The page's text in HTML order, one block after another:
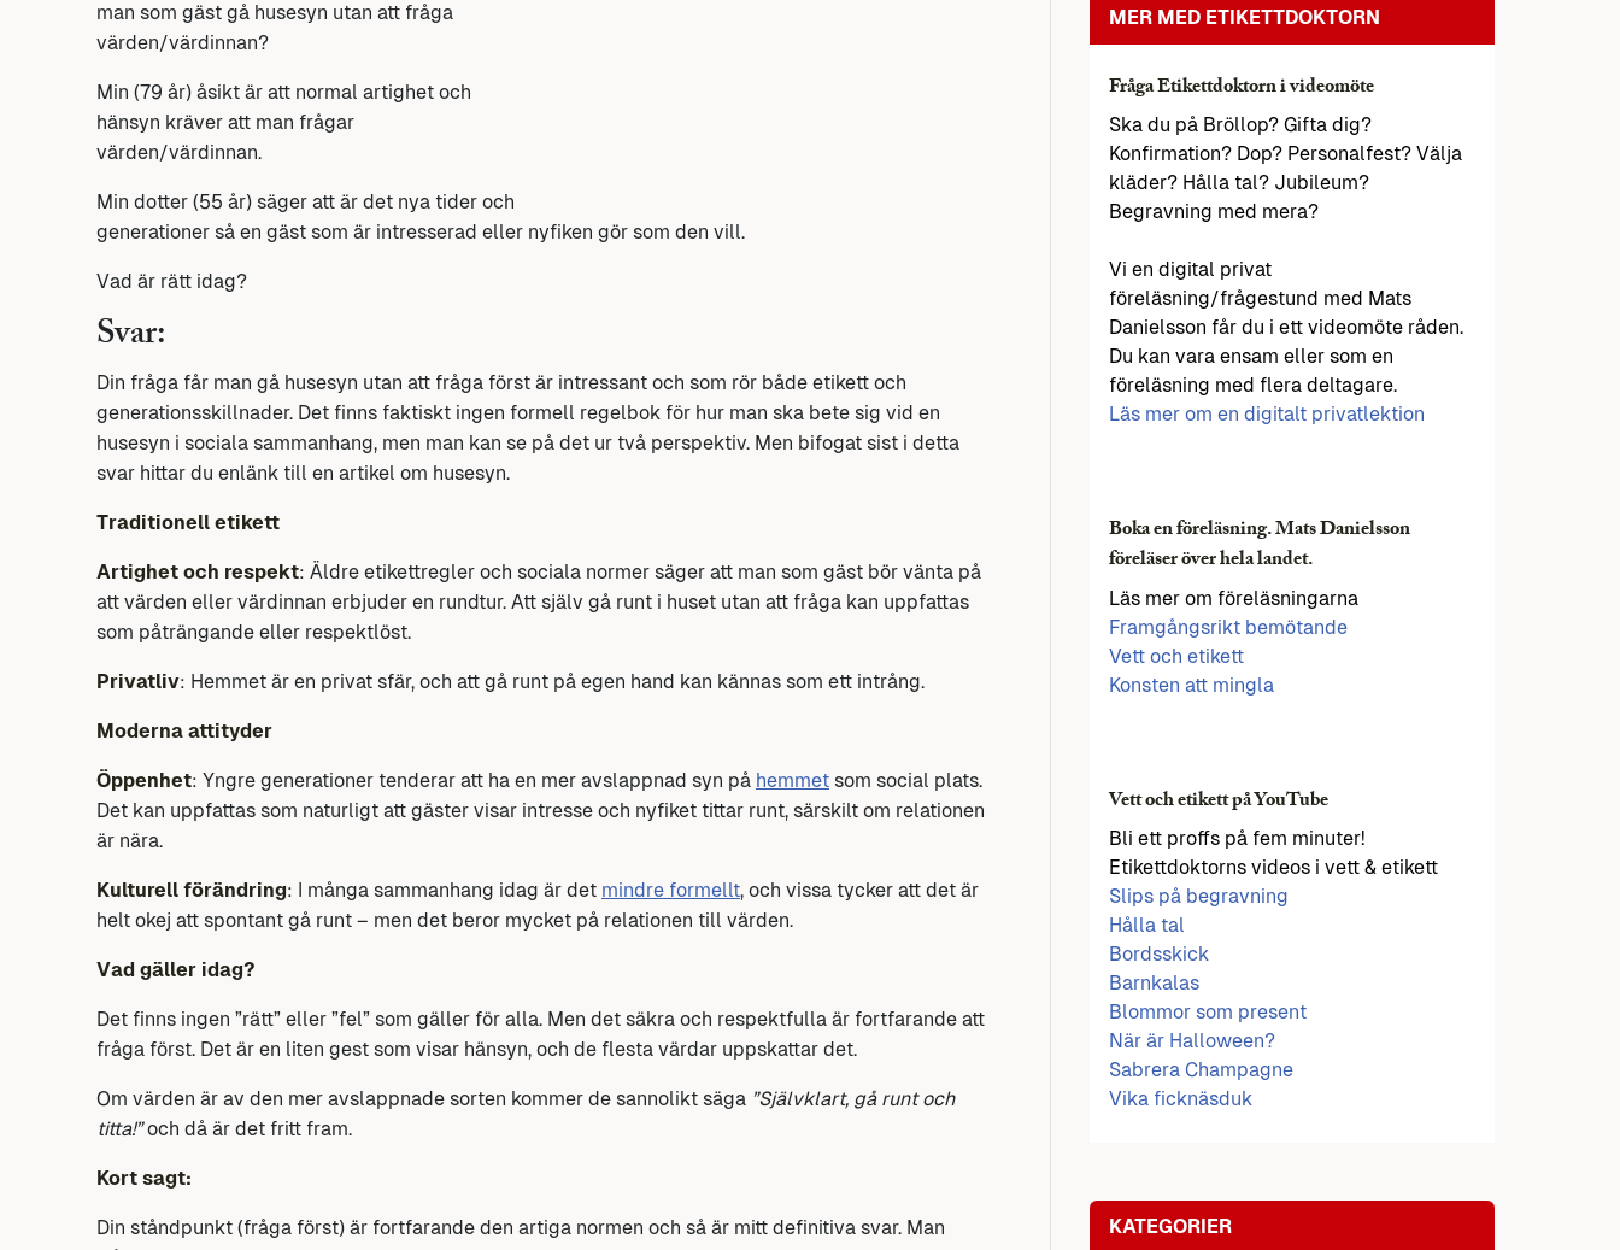
man som gäst gå husesyn utan att fråga
värden/värdinnan?
Min (79 år) åsikt är att normal artighet och
hänsyn kräver att man frågar
värden/värdinnan.
Min dotter (55 år) säger att är det nya tider och
generationer så en gäst som är intresserad eller nyfiken gör som den vill.
Vad är rätt idag?
Svar:
Din fråga får man gå husesyn utan att fråga först är intressant och som rör både etikett och
generationsskillnader. Det finns faktiskt ingen formell regelbok för hur man ska bete sig vid en
husesyn i sociala sammanhang, men man kan se på det ur två perspektiv. Men bifogat sist i detta
svar hittar du enlänk till en artikel om husesyn.
Traditionell etikett
Artighet och respekt: Äldre etikettregler och sociala normer säger att man som gäst bör vänta på
att värden eller värdinnan erbjuder en rundtur. Att själv gå runt i huset utan att fråga kan uppfattas
som påträngande eller respektlöst.
Privatliv: Hemmet är en privat sfär, och att gå runt på egen hand kan kännas som ett intrång.
Moderna attityder
Öppenhet: Yngre generationer tenderar att ha en mer avslappnad syn på hemmet som social plats.
Det kan uppfattas som naturligt att gäster visar intresse och nyfiket tittar runt, särskilt om relationen
är nära.
Kulturell förändring: I många sammanhang idag är det mindre formellt, och vissa tycker att det är
helt okej att spontant gå runt – men det beror mycket på relationen till värden.
Vad gäller idag?
Det finns ingen ”rätt” eller ”fel” som gäller för alla. Men det säkra och respektfulla är fortfarande att
fråga först. Det är en liten gest som visar hänsyn, och de flesta värdar uppskattar det.
Om värden är av den mer avslappnade sorten kommer de sannolikt säga ”Självklart, gå runt och
titta!”och då är det fritt fram.
Kort sagt:
Din ståndpunkt (fråga först) är fortfarande den artiga normen och så är mitt definitiva svar. Man
MER MED ETIKETTDOKTORN
Fråga Etikettdoktorn i videomöte
Ska du på Bröllop? Gifta dig?
Konfirmation? Dop? Personalfest? Välja
kläder? Hålla tal? Jubileum?
Begravning med mera?
Vi en digital privat
föreläsning/frågestund med Mats
Danielsson får du i ett videomöte råden.
Du kan vara ensam eller som en
föreläsning med flera deltagare.
Läs mer om en digitalt privatlektion
Boka en föreläsning. Mats Danielsson
föreläser över hela landet.
Läs mer om föreläsningarna
Framgångsrikt bemötande
Vett och etikett
Konsten att mingla
Vett och etikett på YouTube
Bli ett proffs på fem minuter!
Etikettdoktorns videos i vett & etikett
Slips på begravning
Hålla tal
Bordsskick
Barnkalas
Blommor som present
När är Halloween?
Sabrera Champagne
Vika ficknäsduk
KATEGORIER